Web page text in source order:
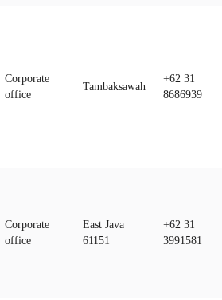
Corporate
office
Tambaksawah
+62 31
8686939
Corporate
office
East Java
61151
+62 31
3991581